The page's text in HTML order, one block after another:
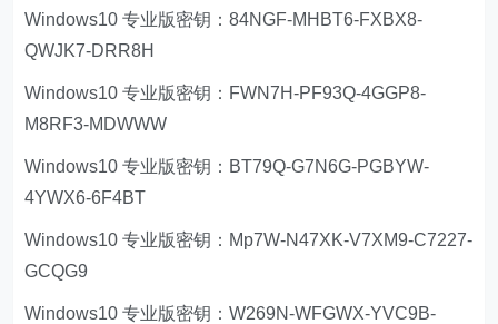
Windows10 专业版密钥：84NGF-MHBT6-FXBX8-
QWJK7-DRR8H
Windows10 专业版密钥：FWN7H-PF93Q-4GGP8-
M8RF3-MDWWW
Windows10 专业版密钥：BT79Q-G7N6G-PGBYW-
4YWX6-6F4BT
Windows10 专业版密钥：Mp7W-N47XK-V7XM9-C7227-
GCQG9
Windows10 专业版密钥：W269N-WFGWX-YVC9B-